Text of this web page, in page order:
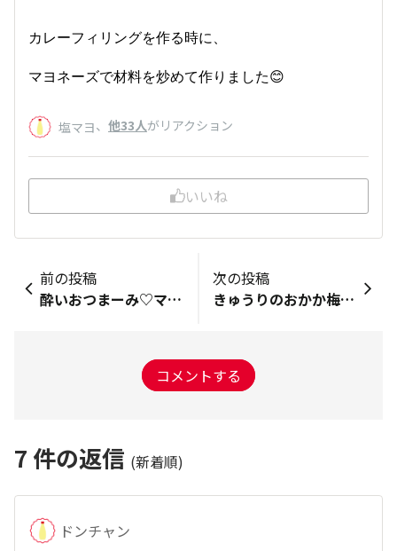
カレーフィリングを作る時に、
マヨネーズで材料を炒めて作りました😊
塩マヨ、 他33人がリアクション
いいね
前の投稿
酔いおつまーみ♡マヨネーズとインゲン豆
次の投稿
きゅうりのおかか梅マヨサラダ
コメントする
7 件の返信 (新着順)
ドンチャン